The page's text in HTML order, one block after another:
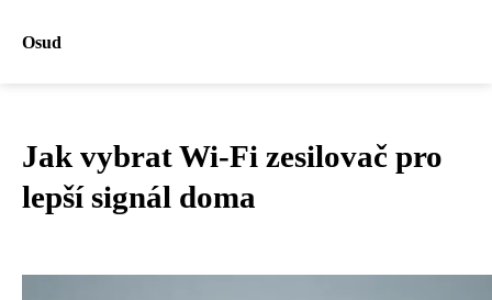
Osud
Jak vybrat Wi-Fi zesilovač pro
lepší signál doma